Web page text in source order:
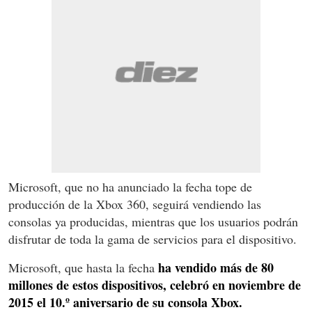
Microsoft, que no ha anunciado la fecha tope de
producción de la Xbox 360, seguirá vendiendo las
consolas ya producidas, mientras que los usuarios podrán
disfrutar de toda la gama de servicios para el dispositivo.
Microsoft, que hasta la fecha ha vendido más de 80
millones de estos dispositivos, celebró en noviembre de
2015 el 10.º aniversario de su consola Xbox.